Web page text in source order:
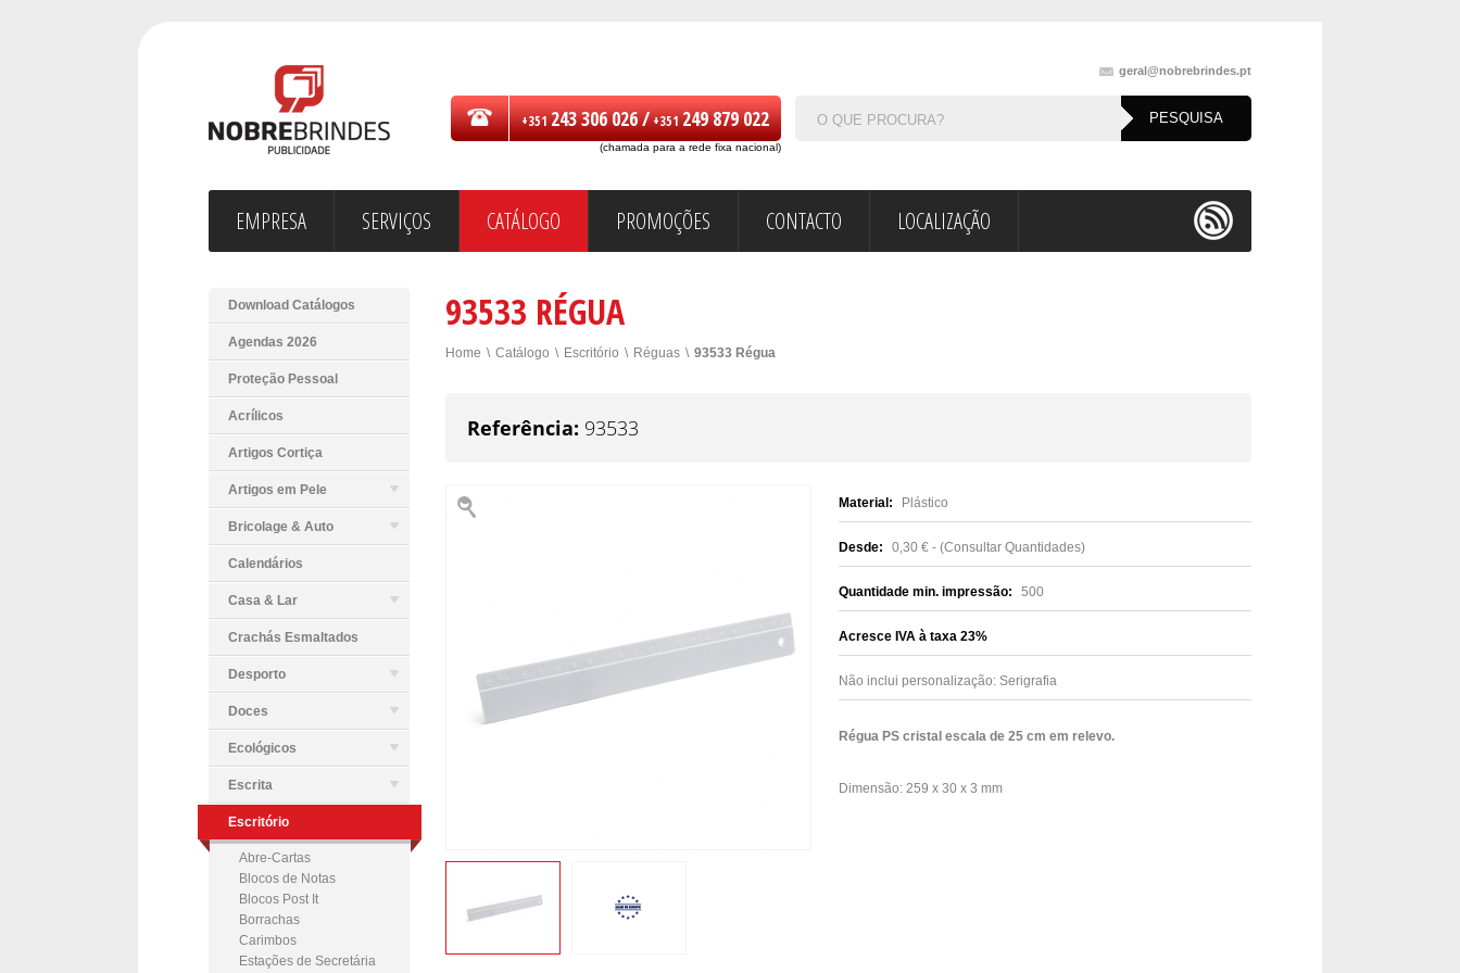
geral@nobrebrindes.pt
+351243 306 026 /+351249 879 022
(chamada para a rede fixa nacional)
EMPRESA SERVIÇOS CATÁLOGO PROMOÇÕES CONTACTO LOCALIZAÇÃO
Download Catálogos
Agendas 2026
Proteção Pessoal
Acrílicos
Artigos Cortiça
Artigos em Pele
Bricolage & Auto
Calendários
Casa & Lar
Crachás Esmaltados
Desporto
Doces
Ecológicos
Escrita
Escritório
Abre-Cartas
Blocos de Notas
Blocos Post It
Borrachas
Carimbos
Estações de Secretária
93533 RÉGUA
Home \ Catálogo \ Escritório \ Réguas \ 93533 Régua
Referência: 93533
Material: Plástico
Desde: 0,30 € - (Consultar Quantidades)
Quantidade min. impressão: 500
Acresce IVA à taxa 23%
Não inclui personalização: Serigrafia
Régua PS cristal escala de 25 cm em relevo.
Dimensão: 259 x 30 x 3 mm